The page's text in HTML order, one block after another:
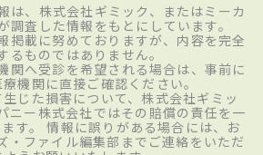
は、株式会社ギミック、またはミーカ
調査した情報をもとにしています。
掲載に努めておりますが、内容を完全
るものではありません。
関へ受診を希望される場合は、事前に
機関に直接ご確認ください。
じた損害について、株式会社ギミッ
ニー株式会社ではその賠償の責任を一
す。 情報に誤りがある場合には、お
・ファイル編集部までご連絡をいただ